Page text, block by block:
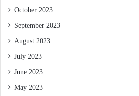
October 2023
September 2023
August 2023
July 2023
June 2023
May 2023